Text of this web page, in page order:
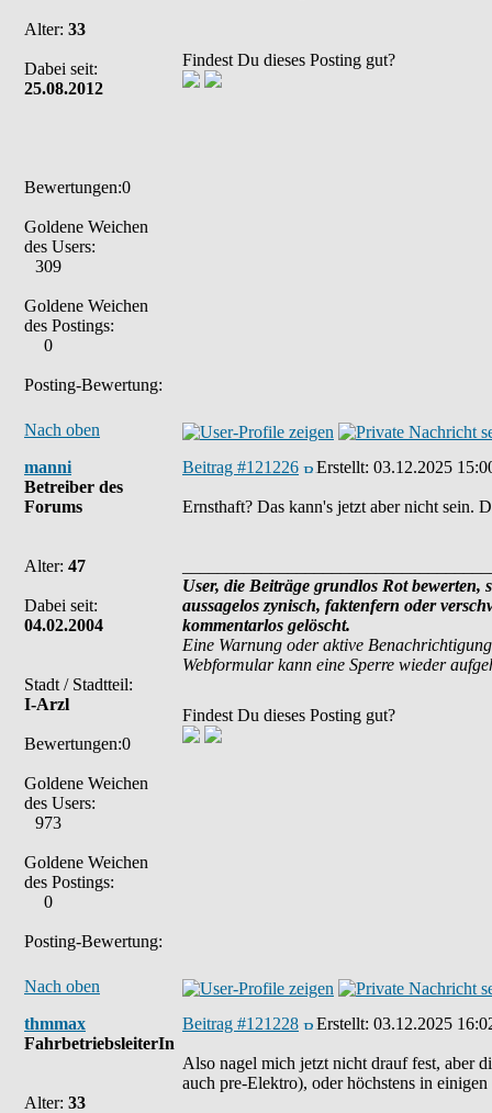
Alter: 33
Dabei seit:
25.08.2012
Bewertungen:0
Goldene Weichen
des Users:
309
Goldene Weichen
des Postings:
0
Posting-Bewertung:
Findest Du dieses Posting gut?
Nach oben
manni
Betreiber des
Forums
Alter: 47
Dabei seit:
04.02.2004
Stadt / Stadtteil:
I-Arzl
Bewertungen:0
Goldene Weichen
des Users:
973
Goldene Weichen
des Postings:
0
Posting-Bewertung:
Beitrag #121226 Erstellt: 03.12.2025
Ernsthaft? Das kann's jetzt aber nicht sein.
User, die Beiträge grundlos Rot
aussagelos zynisch, faktenfern oder
kommentarlos gelöscht.
Eine Warnung oder aktive
Webformular kann eine Sperre wieder
Findest Du dieses Posting gut?
Nach oben
thmmax
FahrbetriebsleiterIn
Alter: 33
Beitrag #121228 Erstellt: 03.12.2025
Also nagel mich jetzt nicht drauf fest, aber
auch pre-Elektro), oder höchstens in